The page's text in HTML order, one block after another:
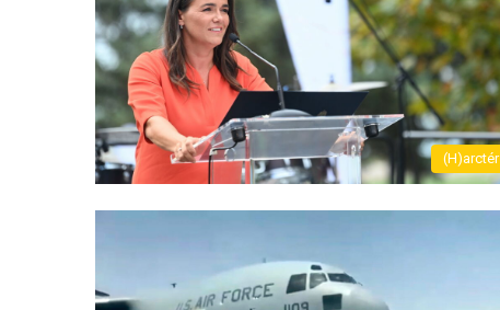
(H)arctér